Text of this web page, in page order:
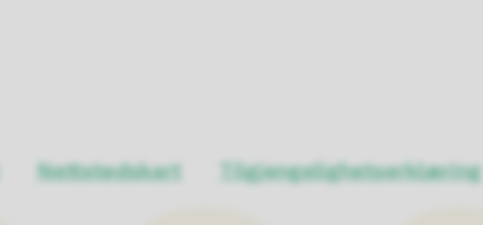
Nettstedskart Tilgjengelighetserklæring